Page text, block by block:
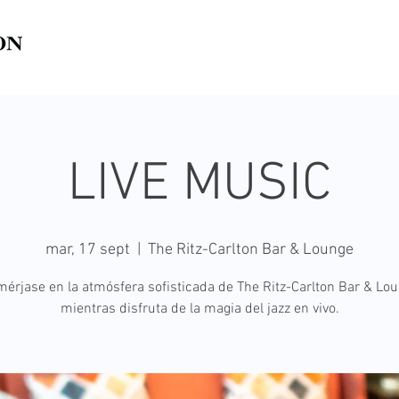
LIVE MUSIC
mar, 17 sept The Ritz-Carlton Bar & Lounge
en la atmósfera sofisticada de The Ritz-Carlton Bar &
mientras disfruta de la magia del jazz en vivo.